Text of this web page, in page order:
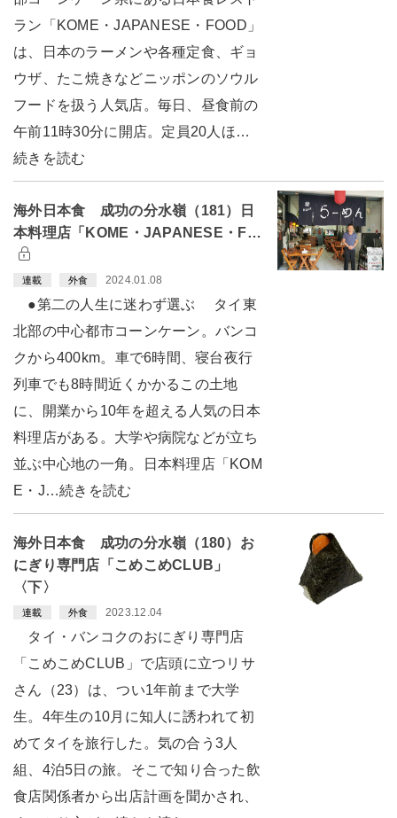
ラン「KOME・JAPANESE・FOOD」
は、日本のラーメンや各種定食、ギョ
ウザ、たこ焼きなどニッポンのソウル
フードを扱う人気店。毎日、昼食前の
午前11時30分に開店。定員20人ほ…
続きを読む
海外日本食 成功の分水嶺（181）日
本料理店「KOME・JAPANESE・F…
連載 外食 2024.01.08
●第二の人生に迷わず選ぶ タイ東
北部の中心都市コーンケーン。バンコ
クから400km。車で6時間、寝台夜行
列車でも8時間近くかかるこの土地
に、開業から10年を超える人気の日本
料理店がある。大学や病院などが立ち
並ぶ中心地の一角。日本料理店「KOM
E・J…続きを読む
海外日本食 成功の分水嶺（180）お
にぎり専門店「こめこめCLUB」
〈下〉
連載 外食 2023.12.04
タイ・バンコクのおにぎり専門店
「こめこめCLUB」で店頭に立つリサ
さん（23）は、つい1年前まで大学
生。4年生の10月に知人に誘われて初
めてタイを旅行した。気の合う3人
組、4泊5日の旅。そこで知り合った飲
食店関係者から出店計画を聞かされ、